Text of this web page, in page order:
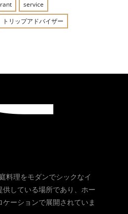
service
トリップアドバイザー
料理をモダンでシックなイ
している場所であり、ホー
ーションで展開されていま